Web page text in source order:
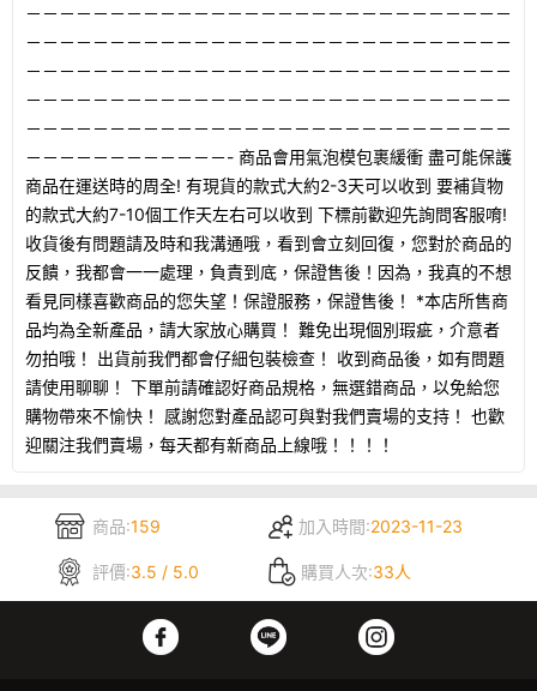
－－－－－－－－－－－－－－－－－－－－－－－－－－－－－
－－－－－－－－－－－－－－－－－－－－－－－－－－－－－
－－－－－－－－－－－－－－－－－－－－－－－－－－－－－
－－－－－－－－－－－－－－－－－－－－－－－－－－－－－
－－－－－－－－－－－－－－－－－－－－－－－－－－－－－
－－－－－－－－－－－－- 商品會用氣泡模包裹緩衝 盡可能保護
商品在運送時的周全! 有現貨的款式大約2-3天可以收到 要補貨物
的款式大約7-10個工作天左右可以收到 下標前歡迎先詢問客服唷!
收貨後有問題請及時和我溝通哦，看到會立刻回復，您對於商品的
反饋，我都會一一處理，負責到底，保證售後！因為，我真的不想
看見同樣喜歡商品的您失望！保證服務，保證售後！ *本店所售商
品均為全新產品，請大家放心購買！ 難免出現個別瑕疵，介意者
勿拍哦！ 出貨前我們都會仔細包裝檢查！ 收到商品後，如有問題
請使用聊聊！ 下單前請確認好商品規格，無選錯商品，以免給您
購物帶來不愉快！ 感謝您對產品認可與對我們賣場的支持！ 也歡
迎關注我們賣場，每天都有新商品上線哦！！！！
商品:159 加入時間:2023-11-23
評價:3.5 / 5.0 購買人次:33人